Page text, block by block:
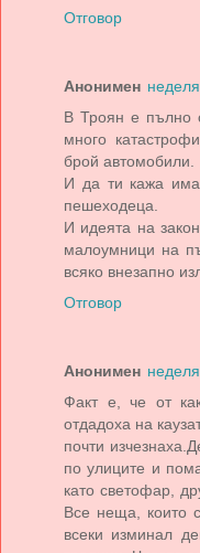
Отговор
Анонимен
В Троян е пълно
много
брой автомобили.
И да ти кажа
пешеходеца.
И идеята на
малоумници на
всяко внезапно
Отговор
Анонимен
Факт е, че от
отдадоха на
почти
по улиците и
като светофар,
Все неща, които
всеки изминал